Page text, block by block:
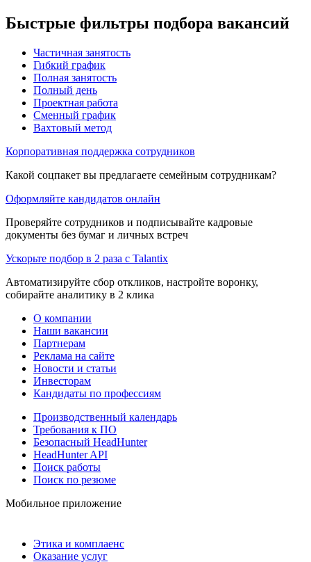
Быстрые фильтры подбора вакансий
Частичная занятость
Гибкий график
Полная занятость
Полный день
Проектная работа
Сменный график
Вахтовый метод
Корпоративная поддержка сотрудников
Какой соцпакет вы предлагаете семейным сотрудникам?
Оформляйте кандидатов онлайн
Проверяйте сотрудников и подписывайте кадровые
документы без бумаг и личных встреч
Ускорьте подбор в 2 раза с Talantix
Автоматизируйте сбор откликов, настройте воронку,
собирайте аналитику в 2 клика
О компании
Наши вакансии
Партнерам
Реклама на сайте
Новости и статьи
Инвесторам
Кандидаты по профессиям
Производственный календарь
Требования к ПО
Безопасный HeadHunter
HeadHunter API
Поиск работы
Поиск по резюме
Мобильное приложение
Этика и комплаенс
Оказание услуг